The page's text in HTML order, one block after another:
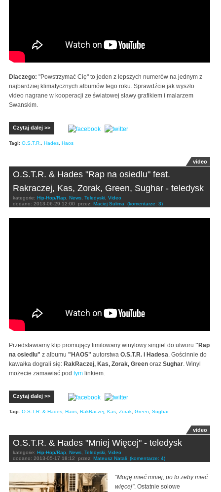
Dlaczego: "Powstrzymać Cię" to jeden z lepszych numerów na jednym z
najbardziej klimatycznych albumów tego roku. Sprawdźcie jak wyszło
video nagrane w kooperacji ze światowej sławy grafikiem i malarzem
Swanskim.
Czytaj dalej >>
Tagi: O.S.T.R. Hades Haos
video
O.S.T.R. & Hades "Rap na osiedlu" feat.
Rakraczej, Kas, Zorak, Green, Sughar - teledysk
kategorie: Hip-Hop/Rap News Teledyski Video
dodano: 2013-06-29 12:00 przez: Maciej Sulima (komentarze: 3)
Przedstawiamy klip promujący limitowany winylowy singiel do utworu "Rap
na osiedlu" z albumu "HAOS" autorstwa O.S.T.R. i Hadesa. Gościnnie do
kawałka dograli się: RakRaczej, Kas, Zorak, Green oraz Sughar. Winyl
możecie zamawiać pod tym linkiem.
Czytaj dalej >>
Tagi: O.S.T.R. & Hades, Haos, RakRaczej, Kas, Zorak, Green, Sughar
video
O.S.T.R. & Hades "Mniej Więcej" - teledysk
kategorie: Hip-Hop/Rap, News, Teledyski, Video
dodano: 2013-05-17 18:12 przez: Mateusz Natali (komentarze: 4)
"Mogę mieć mniej, po to żeby mieć
więcej". Ostatnie solowe